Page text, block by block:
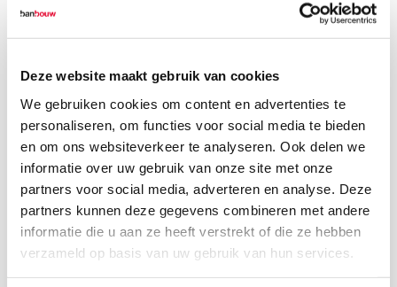
Deze website maakt gebruik van cookies
We gebruiken cookies om content en advertenties te
personaliseren, om functies voor social media te bieden
en om ons websiteverkeer te analyseren. Ook delen we
informatie over uw gebruik van onze site met onze
partners voor social media, adverteren en analyse. Deze
partners kunnen deze gegevens combineren met andere
informatie die u aan ze heeft verstrekt of die ze hebben
verzameld op basis van uw gebruik van hun services.
20 december 2022